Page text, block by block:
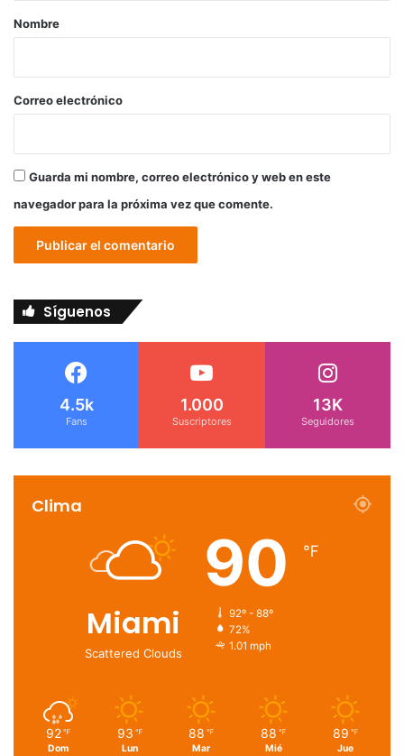
r
*
Nombre
Correo electrónico
Guarda mi nombre, correo electrónico y web en este
navegador para la próxima vez que comente.
Síguenos
4.5k
Fans
1.000
Suscriptores
13K
Seguidores
Clima
Miami
Scattered Clouds
90 ℉
92º - 88º
72%
1.01 mph
92 ℉
Dom
93 ℉
Lun
88 ℉
Mar
88 ℉
Mié
89 ℉
Jue